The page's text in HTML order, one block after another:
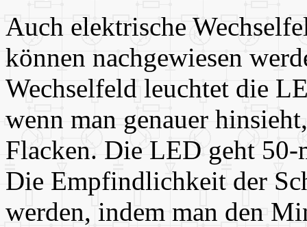
Auch elektrische
können nachgewiesen
Wechselfeld leuchtet die
wenn man genauer
Flacken. Die LED geht 50-
Die Empfindlichkeit der
werden, indem man den